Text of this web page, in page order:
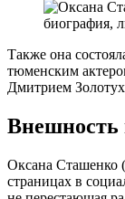
Также она
тюменским
Дмитрием
Внешность
Оксана Сташенко
страницах в